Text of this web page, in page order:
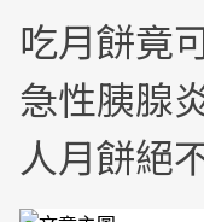
吃月餅竟
急性胰腺
人月餅絕